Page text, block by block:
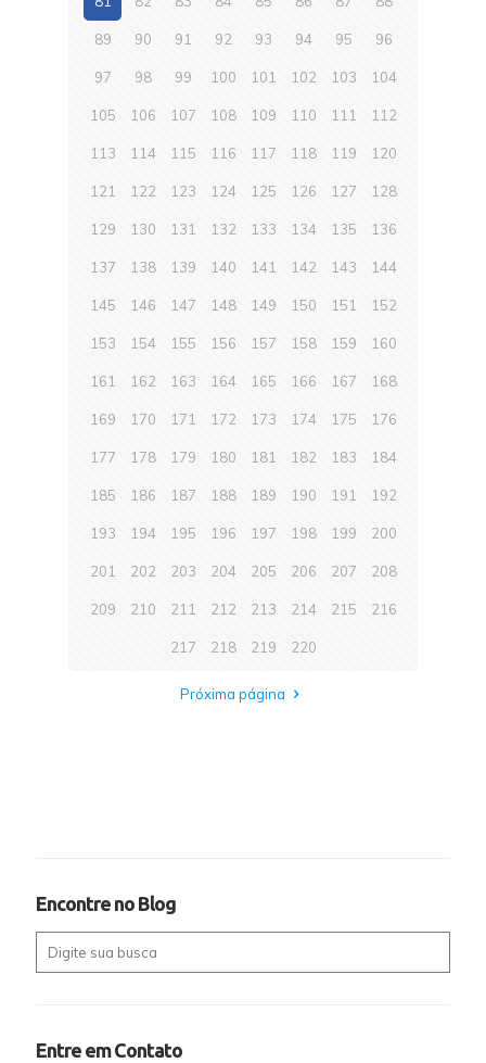
89 90 91 92 93 94 95 96
97 98 99 100 101 102 103 104
105 106 107 108 109 110 111 112
113 114 115 116 117 118 119 120
121 122 123 124 125 126 127 128
129 130 131 132 133 134 135 136
137 138 139 140 141 142 143 144
145 146 147 148 149 150 151 152
153 154 155 156 157 158 159 160
161 162 163 164 165 166 167 168
169 170 171 172 173 174 175 176
177 178 179 180 181 182 183 184
185 186 187 188 189 190 191 192
193 194 195 196 197 198 199 200
201 202 203 204 205 206 207 208
209 210 211 212 213 214 215 216
217 218 219 220
Próxima página
Encontre no Blog
Entre em Contato